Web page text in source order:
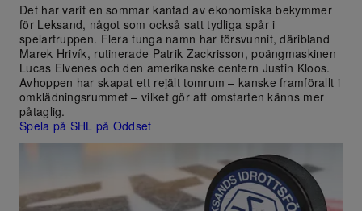
Det har varit en sommar kantad av ekonomiska bekymmer
för Leksand, något som också satt tydliga spår i
spelartruppen. Flera tunga namn har försvunnit, däribland
Marek Hrivík, rutinerade Patrik Zackrisson, poängmaskinen
Lucas Elvenes och den amerikanske centern Justin Kloos.
Avhoppen har skapat ett rejält tomrum – kanske framförallt i
omklädningsrummet – vilket gör att omstarten känns mer
påtaglig.
Spela på SHL på Oddset